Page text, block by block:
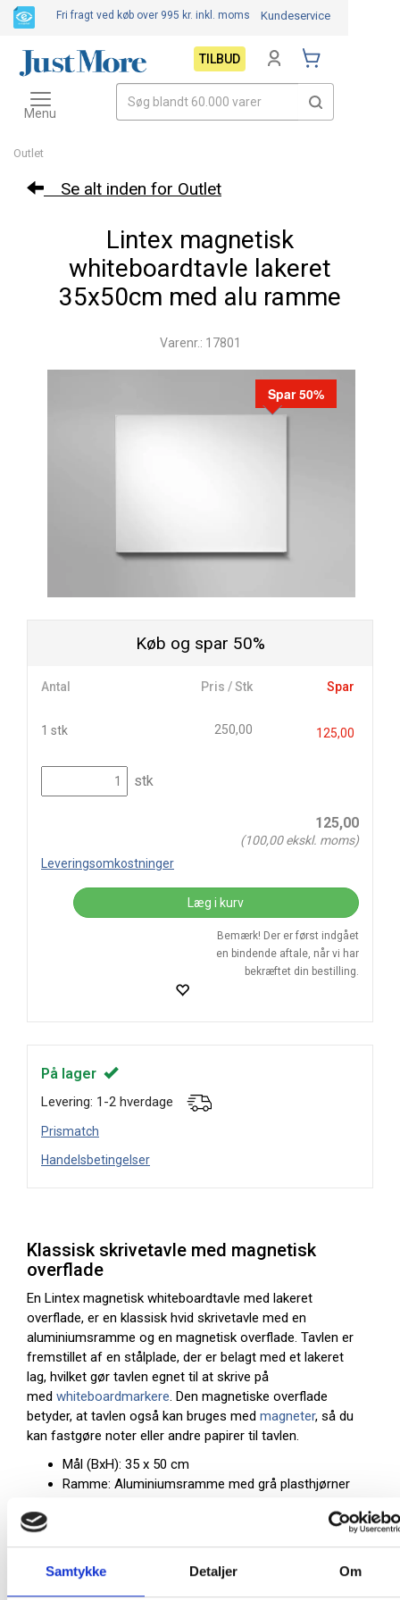
Samtykke Detaljer Om
Outlet
Se alt inden for Outlet
Lintex magnetisk
whiteboardtavle lakeret
35x50cm med alu ramme
Varenr.: 17801
Spar 50%
Køb og spar 50%
Antal Pris / Stk Spar
1 stk 250,00 125,00
stk
125,00
(100,00ekskl. moms)
Leveringsomkostninger
Læg i kurv
Bemærk! Der er først indgået
en bindende aftale, når vi har
bekræftet din bestilling.
På lager
Levering: 1-2 hverdage
Prismatch
Handelsbetingelser
Klassisk skrivetavle med magnetisk
overflade
En Lintex magnetisk whiteboardtavle med lakeret
overflade, er en klassisk hvid skrivetavle med en
aluminiumsramme og en magnetisk overflade. Tavlen er
fremstillet af en stålplade, der er belagt med et lakeret
lag, hvilket gør tavlen egnet til at skrive på
med whiteboardmarkere. Den magnetiske overflade
betyder, at tavlen også kan bruges med magneter, så du
kan fastgøre noter eller andre papirer til tavlen.
Mål (BxH): 35 x 50 cm
Ramme: Aluminiumsramme med grå plasthjørner
OUTLET SALG:Denne tavle er helt ny - men udgår af
produktion. Derfor sælger vi vores restlager på Outlet.
Fri fragt ved køb over 995 kr. inkl. moms Kundeservice
TILBUD
Toggle
navigation
Menu